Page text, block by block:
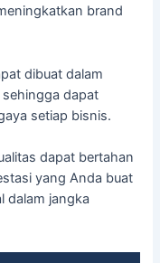
brand
dibuat dalam
dapat
setiap bisnis.
dapat bertahan
yang Anda buat
dalam jangka